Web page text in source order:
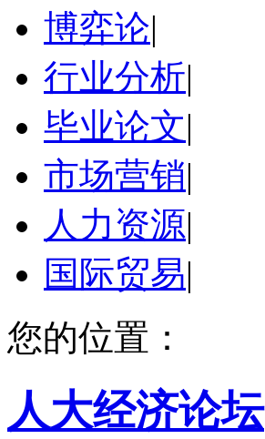
博弈论|
行业分析|
毕业论文|
市场营销|
人力资源|
国际贸易|
您的位置：
人大经济论坛